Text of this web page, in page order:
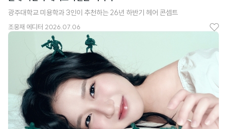
광주대학교 미용학과 3인이 추천하는 26년 하반기 헤어 콘셉트
조웅재 에디터 2026.07.06
좋
아